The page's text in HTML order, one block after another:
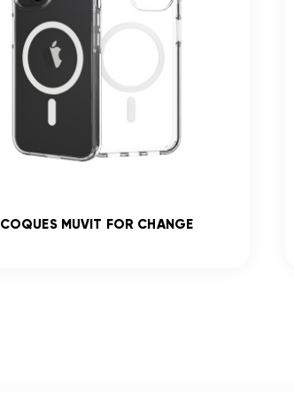
COQUES MUVIT FOR CHANGE